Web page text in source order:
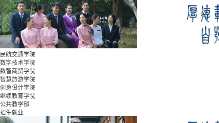
民航交通学院
数字技术学院
数智商贸学院
智慧旅游学院
创意设计学院
继续教育学院
公共教学部
招生就业